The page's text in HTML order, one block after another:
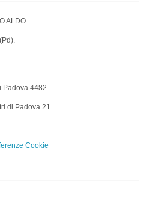
ALDO
Padova 4482
di Padova 21
Cookie